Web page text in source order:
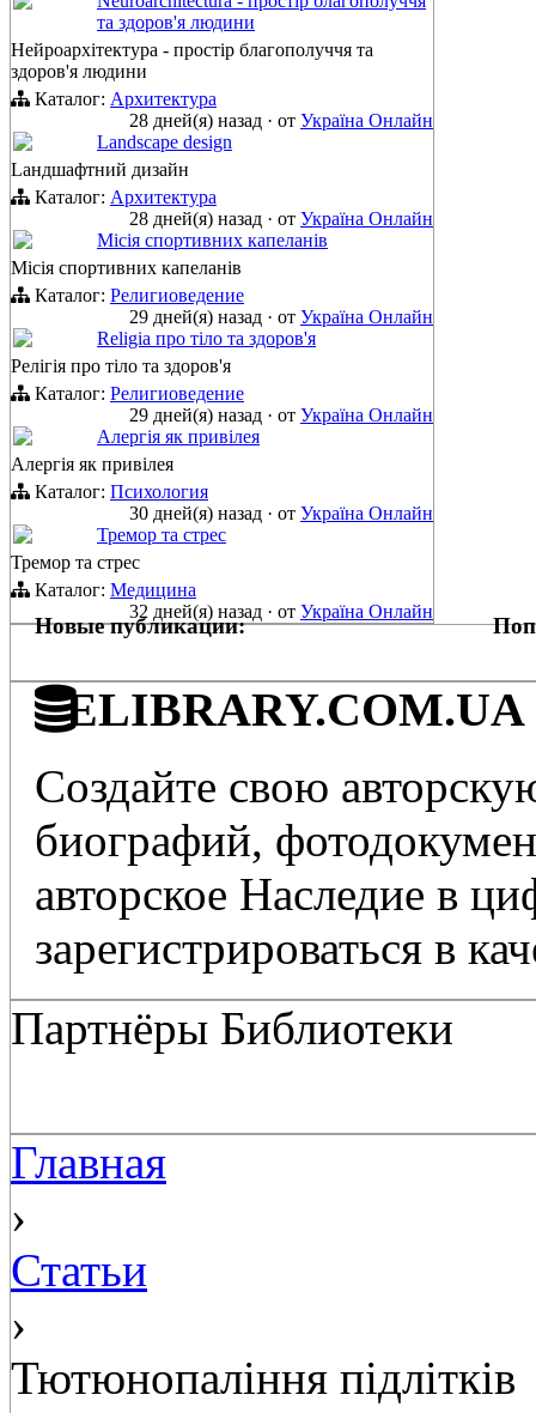
та здоров'я людини
Нейроархітектура - простір благополуччя та
здоров'я людини
Каталог: Архитектура
28 дней(я) назад · от Україна Онлайн
Landscape design
Lандшафтний дизайн
Каталог: Архитектура
28 дней(я) назад · от Україна Онлайн
Місія спортивних капеланів
Місія спортивних капеланів
Каталог: Религиоведение
29 дней(я) назад · от Україна Онлайн
Religia про тіло та здоров'я
Релігія про тіло та здоров'я
Каталог: Религиоведение
29 дней(я) назад · от Україна Онлайн
Алергія як привілея
Алергія як привілея
Каталог: Психология
30 дней(я) назад · от Україна Онлайн
Тремор та стрес
Тремор та стрес
Каталог: Медицина
32 дней(я) назад · от Україна Онлайн
Новые публикации:
ELIBRARY.COM.UA
Создайте свою
биографий,
авторское Наследие в
зарегистрироваться в
Партнёры Библиотеки
Главная
›
Статьи
›
Тютюнопаління підлітків